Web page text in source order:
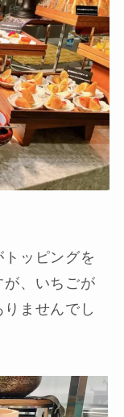
ッピングを
が、いちごが
ませんでし